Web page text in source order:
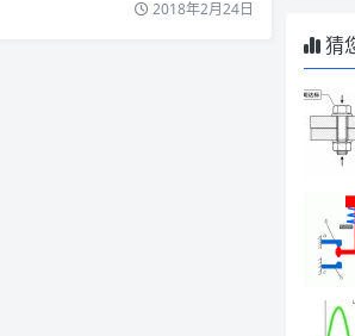
2018年2月24日
猜